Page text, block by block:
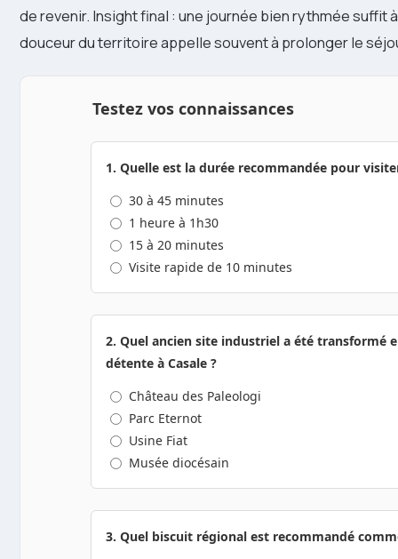
de revenir. Insight final : une journée bien rythmée suffit
douceur du territoire appelle souvent à prolonger le
Testez vos connaissances
1. Quelle est la durée recommandée pour
30 à 45 minutes
1 heure à 1h30
15 à 20 minutes
Visite rapide de 10 minutes
2. Quel ancien site industriel a été transformé
détente à Casale ?
Château des Paleologi
Parc Eternot
Usine Fiat
Musée diocésain
3. Quel biscuit régional est recommandé